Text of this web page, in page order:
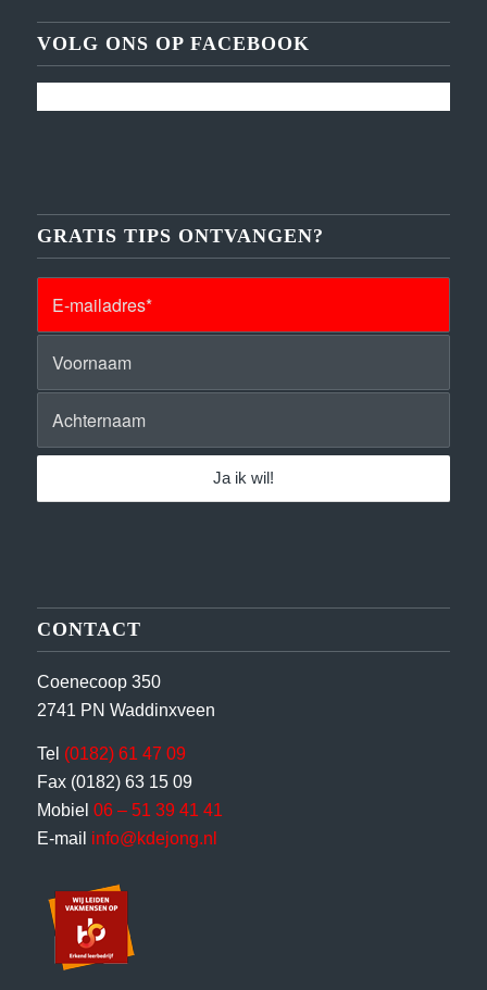
VOLG ONS OP FACEBOOK
GRATIS TIPS ONTVANGEN?
CONTACT
Coenecoop 350
2741 PN Waddinxveen
Tel (0182) 61 47 09
Fax (0182) 63 15 09
Mobiel 06 – 51 39 41 41
E-mail info@kdejong.nl